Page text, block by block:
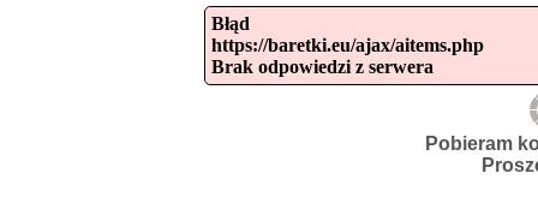
Błąd
https://baretki.eu/ajax/aitems.php
Brak odpowiedzi z serwera
Pobieram